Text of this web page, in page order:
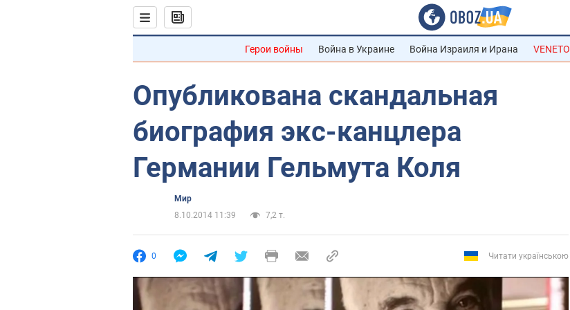
Герои войны Война в Украине Война Израиля и Ирана VENETO
Опубликована скандальная
биография экс-канцлера
Германии Гельмута Коля
Мир
8.10.2014 11:39
7,2 т.
0 Читати українською